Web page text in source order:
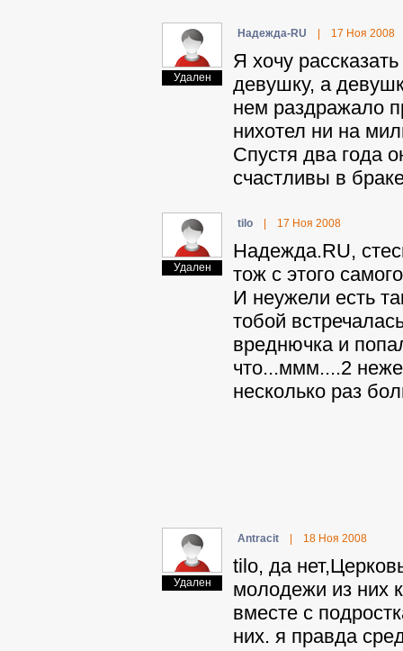
Удален
Haдeждa-RU 17 Ноя 2008
Я хочу
девушку, а
нем раздражало
нихотел ни на
Спустя два года
счастливы в
Удален
tilo 17 Ноя 2008
Haдeждa.RU,
тож с этого
И неужели есть
тобой
вреднючка и
что...ммм....2
несколько раз
Удален
Antracit 18 Ноя 2008
tilo, да
молодежи из них
вместе с
них. я правда